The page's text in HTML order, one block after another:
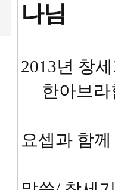
나님
한아브라
요셉과 함